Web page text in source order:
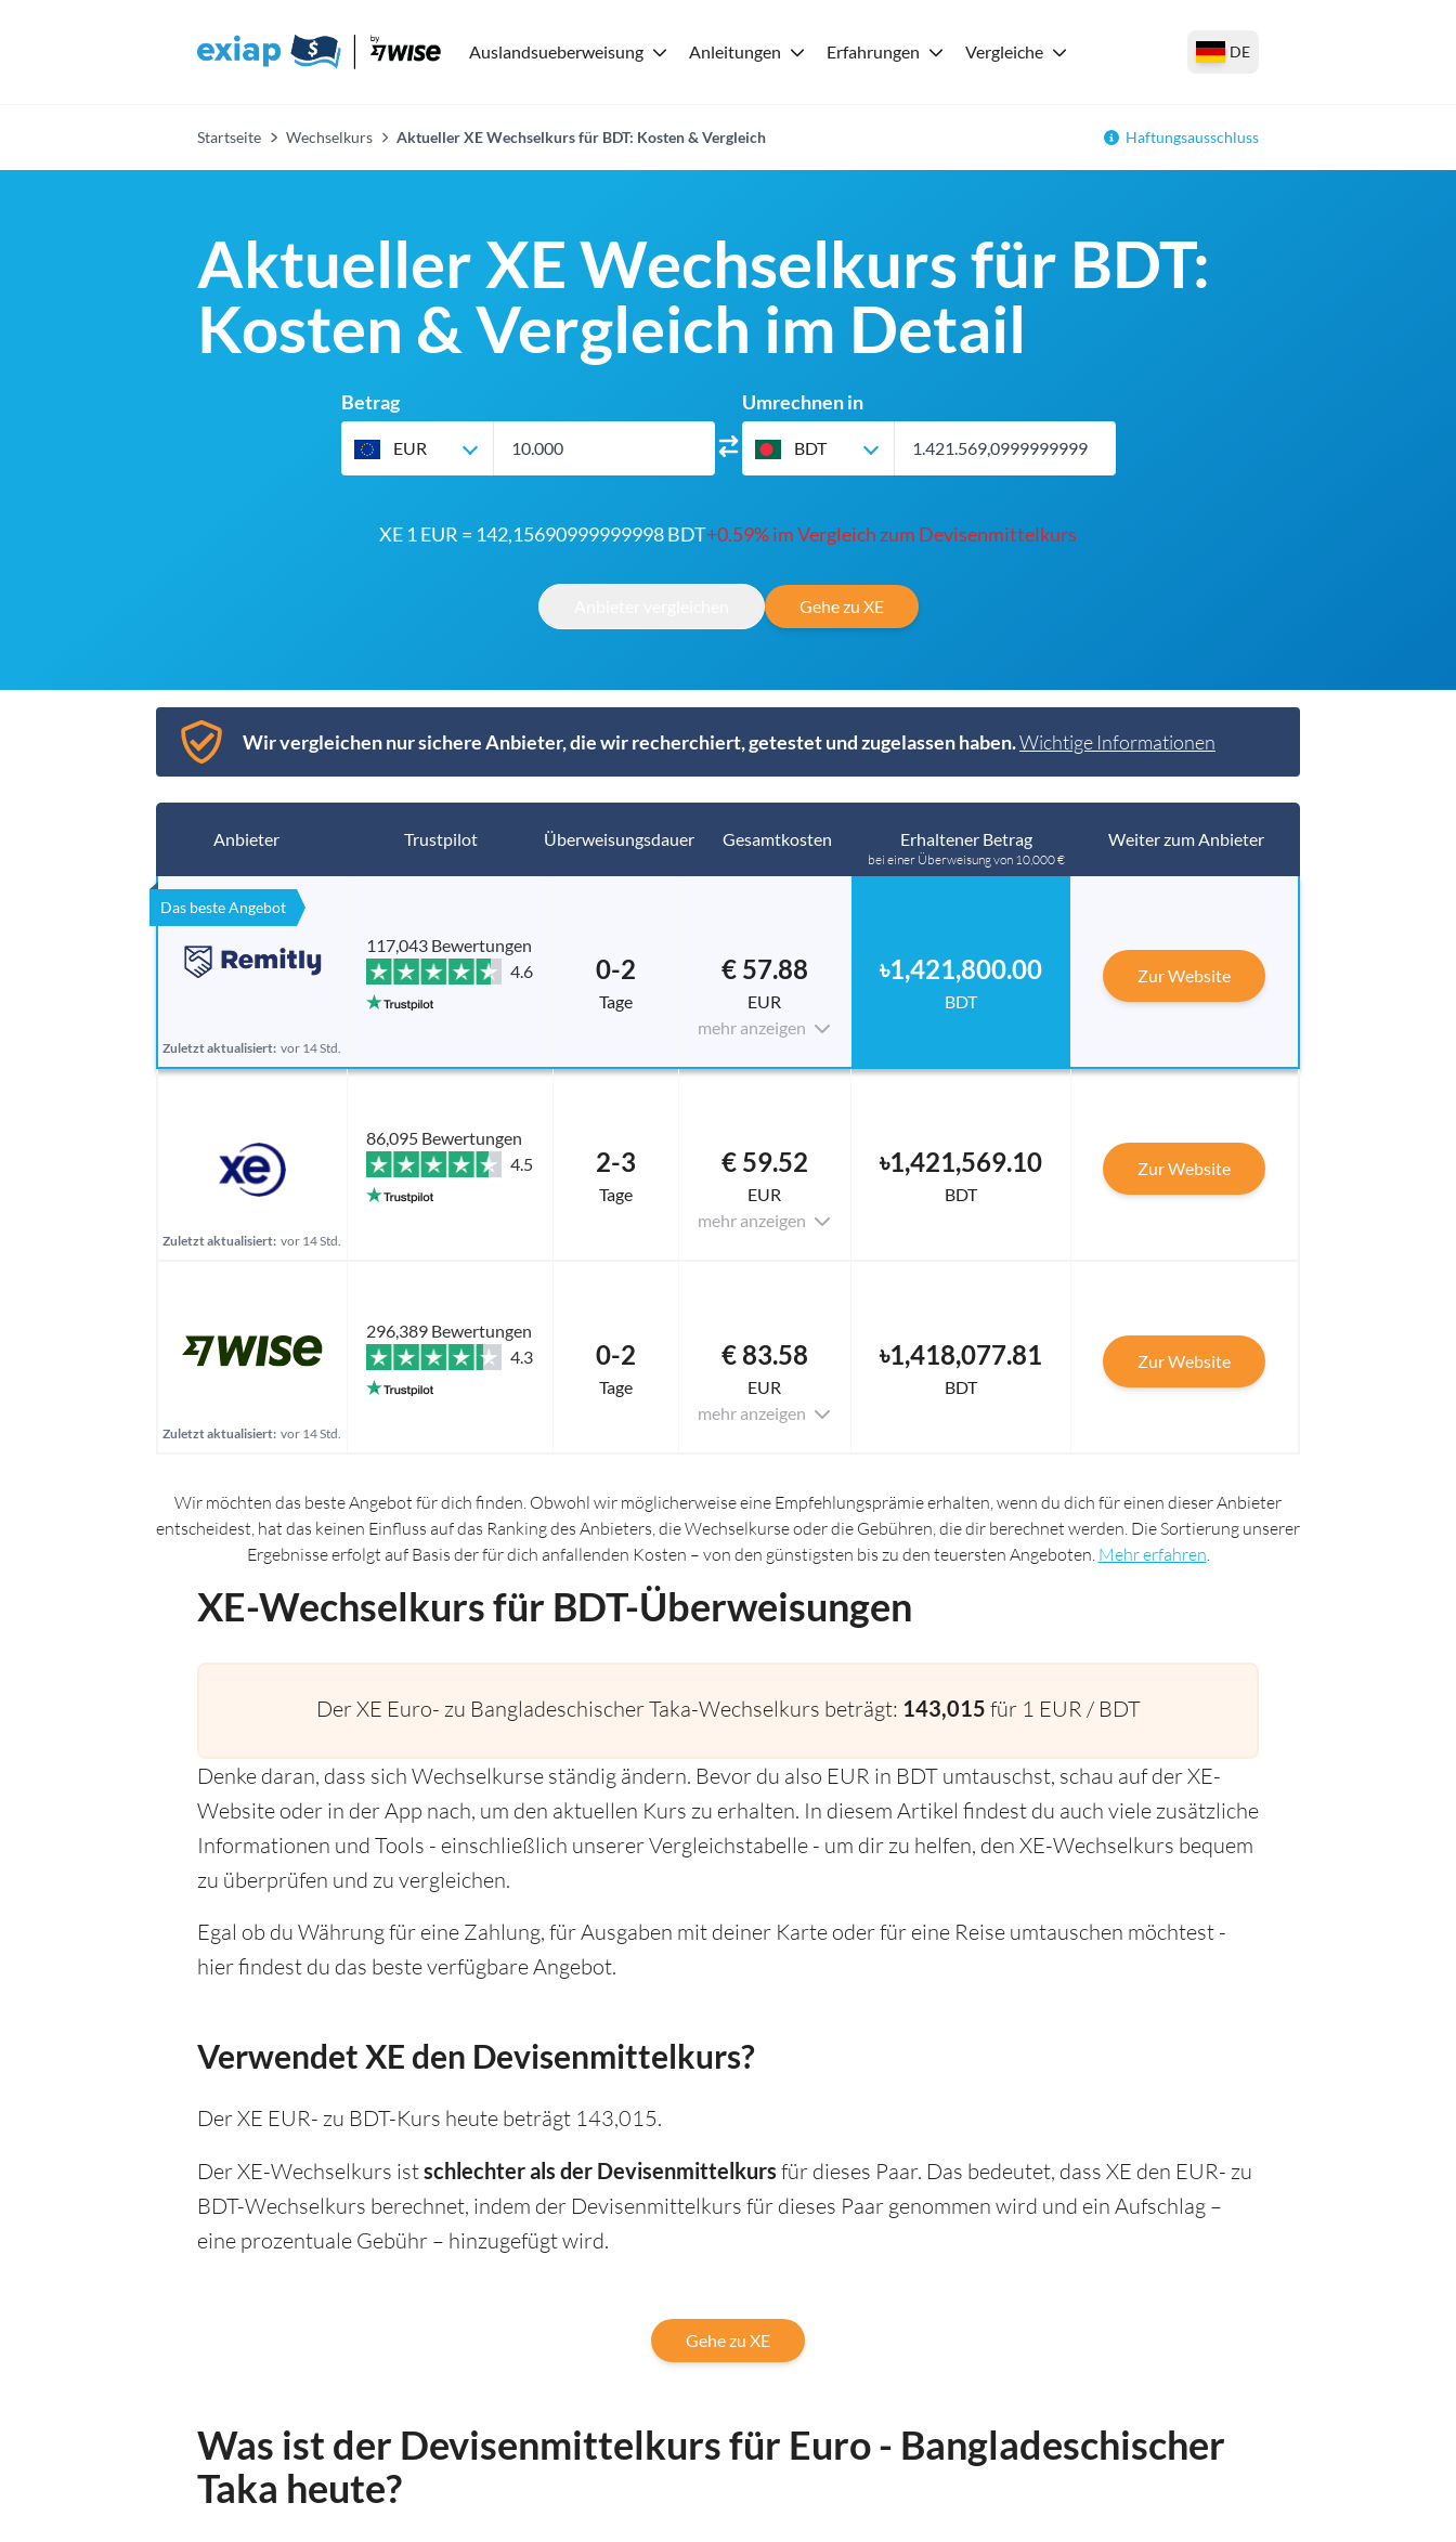
Auslandsueberweisung Anleitungen Erfahrungen Vergleiche DE
Startseite Wechselkurs Aktueller XE Wechselkurs für BDT: Kosten & Vergleich Haftungsausschluss
Aktueller XE Wechselkurs für BDT:
Kosten & Vergleich im Detail
Betrag
EUR
Umrechnen in
BDT
XE 1 EUR = 142,15690999999998 BDT+0.59% im Vergleich zum Devisenmittelkurs
Gehe zu XE
Wir vergleichen nur sichere Anbieter, die wir recherchiert, getestet und zugelassen haben.Wichtige Informationen
Anbieter Trustpilot Überweisungsdauer Gesamtkosten Erhaltener Betrag
bei einer Überweisung von 10,000 €
Weiter zum Anbieter
Das beste Angebot
Zuletzt aktualisiert: vor 14 Std.
117,043 Bewertungen
4.6
0-2
Tage
€ 57.88
EUR
mehr anzeigen
৳1,421,800.00
BDT
Zur Website
Zuletzt aktualisiert: vor 14 Std.
86,095 Bewertungen
4.5
2-3
Tage
€ 59.52
EUR
mehr anzeigen
৳1,421,569.10
BDT
Zur Website
Zuletzt aktualisiert: vor 14 Std.
296,389 Bewertungen
4.3
0-2
Tage
€ 83.58
EUR
mehr anzeigen
৳1,418,077.81
BDT
Zur Website
Wir möchten das beste Angebot für dich finden. Obwohl wir möglicherweise eine Empfehlungsprämie erhalten, wenn du dich für einen dieser Anbieter
entscheidest, hat das keinen Einfluss auf das Ranking des Anbieters, die Wechselkurse oder die Gebühren, die dir berechnet werden. Die Sortierung unserer
Ergebnisse erfolgt auf Basis der für dich anfallenden Kosten – von den günstigsten bis zu den teuersten Angeboten. Mehr erfahren.
XE-Wechselkurs für BDT-Überweisungen
Der XE Euro- zu Bangladeschischer Taka-Wechselkurs beträgt: 143,015 für 1 EUR / BDT
Denke daran, dass sich Wechselkurse ständig ändern. Bevor du also EUR in BDT umtauschst, schau auf der XE-
Website oder in der App nach, um den aktuellen Kurs zu erhalten. In diesem Artikel findest du auch viele zusätzliche
Informationen und Tools - einschließlich unserer Vergleichstabelle - um dir zu helfen, den XE-Wechselkurs bequem
zu überprüfen und zu vergleichen.
Egal ob du Währung für eine Zahlung, für Ausgaben mit deiner Karte oder für eine Reise umtauschen möchtest -
hier findest du das beste verfügbare Angebot.
Verwendet XE den Devisenmittelkurs?
Der XE EUR- zu BDT-Kurs heute beträgt 143,015.
Der XE-Wechselkurs istschlechter als der Devisenmittelkurs für dieses Paar. Das bedeutet, dass XE den EUR- zu
BDT-Wechselkurs berechnet, indem der Devisenmittelkurs für dieses Paar genommen wird und ein Aufschlag –
eine prozentuale Gebühr – hinzugefügt wird.
Gehe zu XE
Was ist der Devisenmittelkurs für Euro - Bangladeschischer
Taka heute?